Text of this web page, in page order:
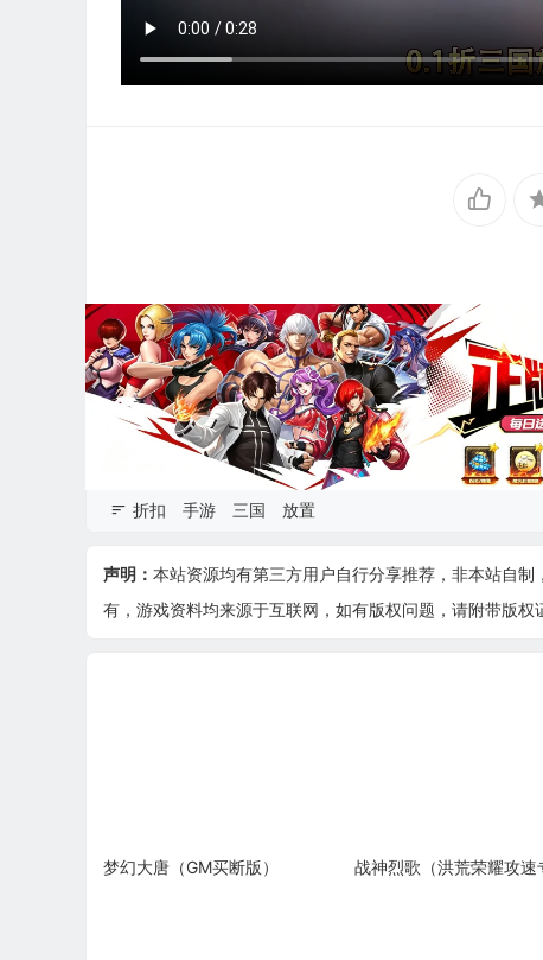
折扣 手游 三国 放置
声明： 本站资源均有第三方用户自行分享推荐，非本站自
有，游戏资料均来源于互联网，如有版权问题，请附带版
梦幻大唐（GM买断版） 战神烈歌（洪荒荣耀攻速